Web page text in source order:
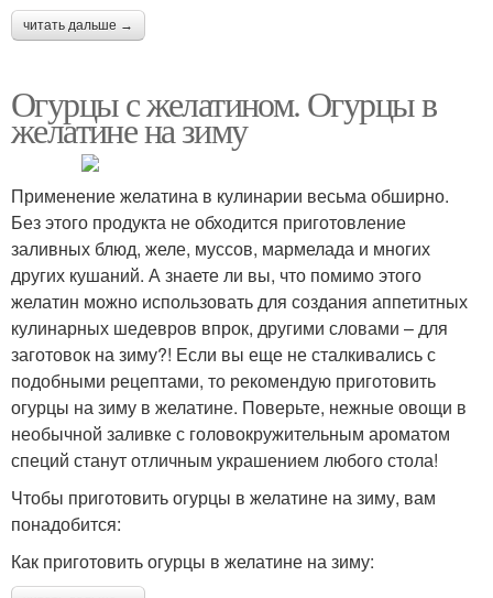
читать дальше →
Огурцы с желатином. Огурцы в
желатине на зиму
Применение желатина в кулинарии весьма обширно.
Без этого продукта не обходится приготовление
заливных блюд, желе, муссов, мармелада и многих
других кушаний. А знаете ли вы, что помимо этого
желатин можно использовать для создания аппетитных
кулинарных шедевров впрок, другими словами – для
заготовок на зиму?! Если вы еще не сталкивались с
подобными рецептами, то рекомендую приготовить
огурцы на зиму в желатине. Поверьте, нежные овощи в
необычной заливке с головокружительным ароматом
специй станут отличным украшением любого стола!
Чтобы приготовить огурцы в желатине на зиму, вам
понадобится:
Как приготовить огурцы в желатине на зиму: